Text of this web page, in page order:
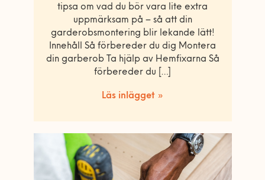
tipsa om vad du bör vara lite extra
uppmärksam på – så att din
garderobsmontering blir lekande lätt!
Innehåll Så förbereder du dig Montera
din garberob Ta hjälp av Hemfixarna Så
förbereder du […]
Läs inlägget »